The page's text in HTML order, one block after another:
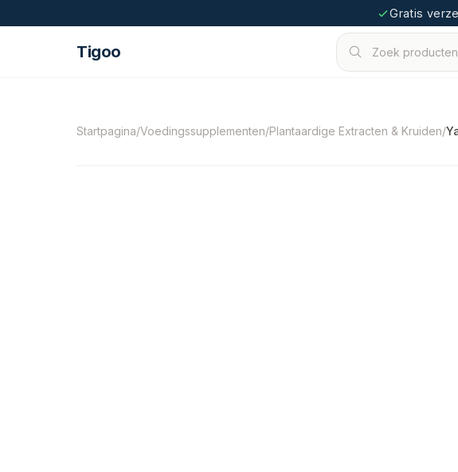
Gratis
Tigoo Zoek
©2026Nutri Nordic AB.Alle rechten voorbehouden.
Startpagina/Voedingssupplementen/Plantaardige Extracten & Kruiden/